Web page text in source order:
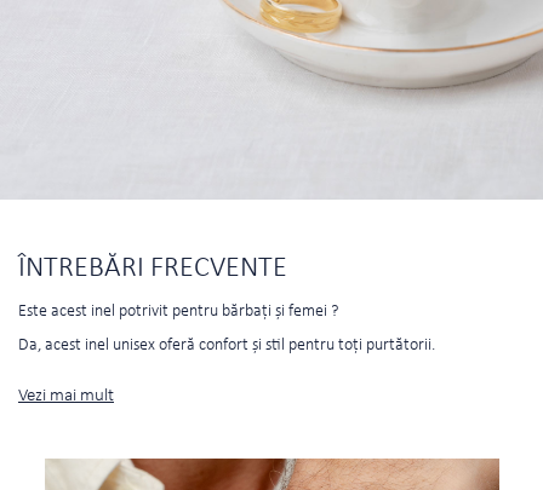
ÎNTREBĂRI FRECVENTE
Este acest inel potrivit pentru bărbați și femei ?
Da, acest inel unisex oferă confort și stil pentru toți purtătorii.
Vezi mai mult